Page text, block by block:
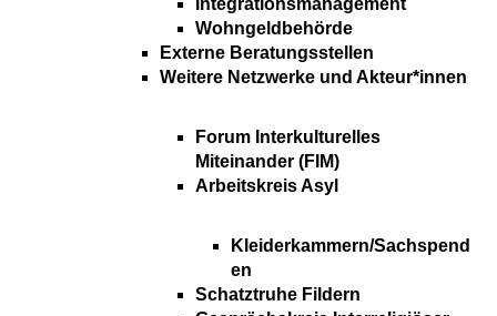
Integrationsmanagement
Wohngeldbehörde
Externe Beratungsstellen
Weitere Netzwerke und Akteur*innen
Forum Interkulturelles
Miteinander (FIM)
Arbeitskreis Asyl
Kleiderkammern/Sachspend
en
Schatztruhe Fildern